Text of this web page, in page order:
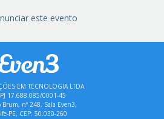
este evento
EM TECNOLOGIA LTDA
17.688.085/0001-45
Brum, nº 248, Sala Even3,
PE, CEP: 50.030-260